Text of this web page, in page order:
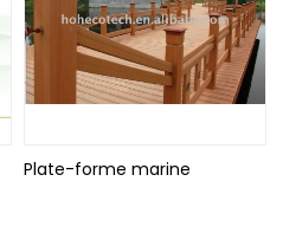
Plate-forme marine